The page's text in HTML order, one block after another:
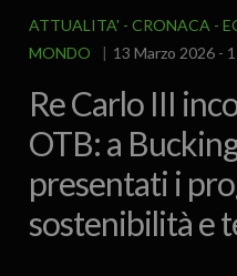
ATTUALITA' CRONACA
MONDO
13 Marzo 2026 -
Re Carlo III
OTB: a
presentati i
sostenibilità e